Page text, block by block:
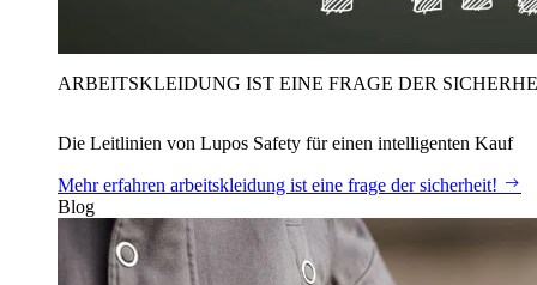
ARBEITSKLEIDUNG IST EINE FRAGE DER
Die Leitlinien von Lupos Safety für einen intelligenten Kauf
Mehr erfahren arbeitskleidung ist eine frage der sicherheit!
Blog